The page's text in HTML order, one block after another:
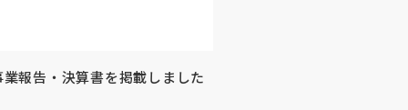
報告・決算書を掲載しました